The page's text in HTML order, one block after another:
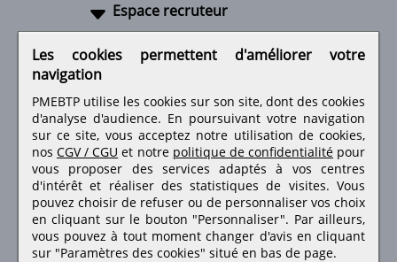
Espace recruteur
Retrouvez-nous sur les réseaux sociaux
Les cookies permettent d'améliorer votre
navigation
PMEBTP utilise les cookies sur son site, dont des cookies
d'analyse d'audience. En poursuivant votre navigation
sur ce site, vous acceptez notre utilisation de cookies,
nos CGV / CGU et notre politique de confidentialité pour
vous proposer des services adaptés à vos centres
d'intérêt et réaliser des statistiques de visites.Vous
pouvez choisir de refuser ou de personnaliser vos choix
en cliquant sur le bouton "Personnaliser". Par ailleurs,
vous pouvez à tout moment changer d'avis en cliquant
sur "Paramètres des cookies" situé en bas de page.